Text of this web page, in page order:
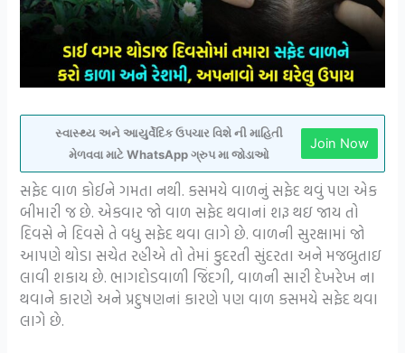
સ્વાસ્થ્ય અને આયુર્વેદિક ઉપચાર વિશે ની માહિતી
મેળવવા માટે WhatsApp ગ્રુપ મા જોડાઓ
Join Now
સફેદ વાળ કોઈને ગમતા નથી. કસમયે વાળનું સફેદ થવું પણ એક
બીમારી જ છે. એકવાર જો વાળ સફેદ થવાનાં શરૂ થઇ જાય તો
દિવસે ને દિવસે તે વધુ સફેદ થવા લાગે છે. વાળની સુરક્ષામાં જો
આપણે થોડા સચેત રહીએ તો તેમાં કુદરતી સુંદરતા અને મજબુતાઇ
લાવી શકાય છે. ભાગદોડવાળી જિંદગી, વાળની સારી દેખરેખ ના
થવાને કારણે અને પ્રદુષણનાં કારણે પણ વાળ કસમયે સફેદ થવા
લાગે છે.